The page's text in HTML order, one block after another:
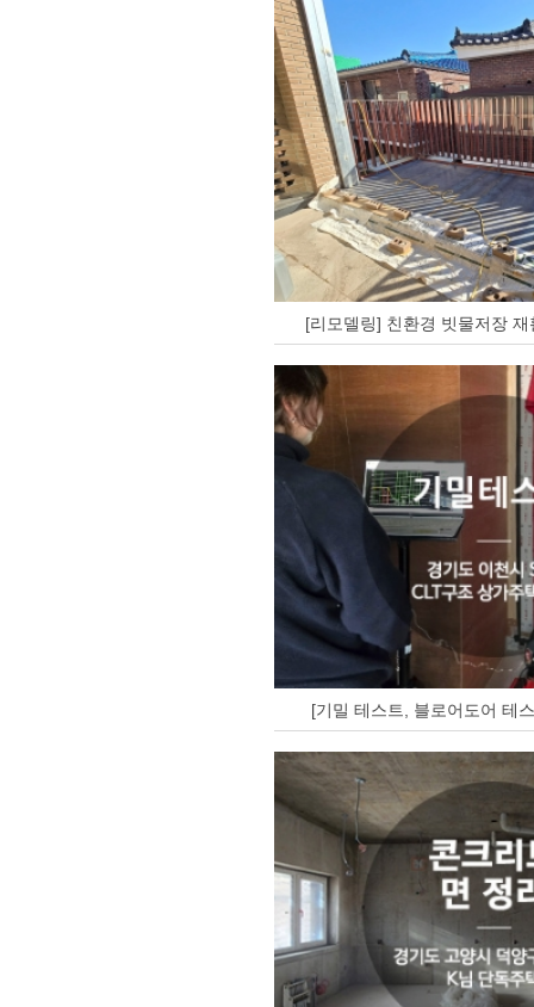
[리모델링] 친환경 빗물저장
[기밀 테스트, 블로어도어 테